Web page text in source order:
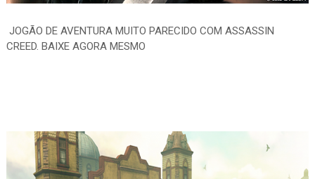
JOGÃO DE AVENTURA MUITO PARECIDO COM ASSASSIN
CREED. BAIXE AGORA MESMO